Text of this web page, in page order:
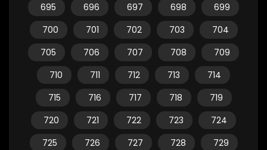
695
696 697 698
699
700
701 702 703
704
705
706 707 708
709
710
711 712 713
714
715
716 717 718
719
720
721 722 723
724
725
726 727 728
729